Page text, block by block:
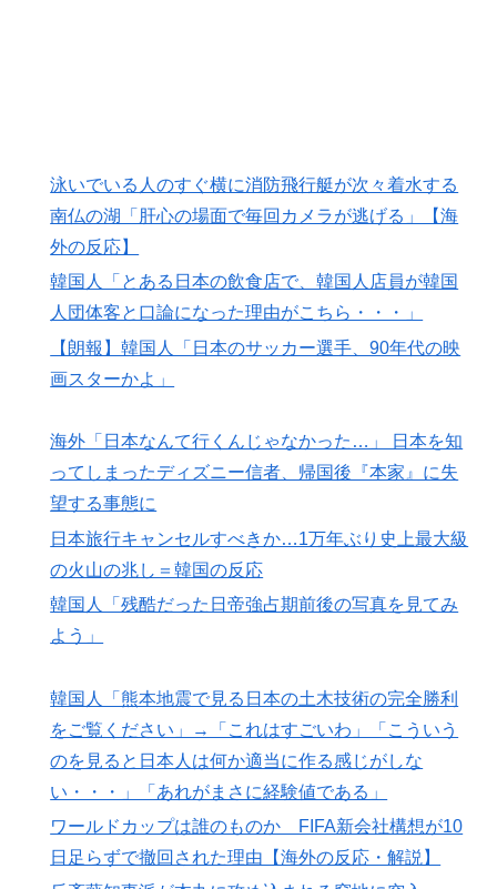
泳いでいる人のすぐ横に消防飛行艇が次々着水する
南仏の湖「肝心の場面で毎回カメラが逃げる」【海
外の反応】
韓国人「とある日本の飲食店で、韓国人店員が韓国
人団体客と口論になった理由がこちら・・・」
【朗報】韓国人「日本のサッカー選手、90年代の映
画スターかよ」
海外「日本なんて行くんじゃなかった…」 日本を知
ってしまったディズニー信者、帰国後『本家』に失
望する事態に
日本旅行キャンセルすべきか…1万年ぶり史上最大級
の火山の兆し＝韓国の反応
韓国人「残酷だった日帝強占期前後の写真を見てみ
よう」
韓国人「熊本地震で見る日本の土木技術の完全勝利
をご覧ください」→「これはすごいわ」「こういう
のを見ると日本人は何か適当に作る感じがしな
い・・・」「あれがまさに経験値である」
ワールドカップは誰のものか FIFA新会社構想が10
日足らずで撤回された理由【海外の反応・解説】